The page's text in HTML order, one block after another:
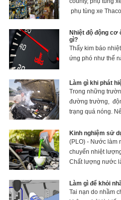
phụ tùng xe
Nhiệt độ động cơ
gì?
Thấy kim báo
ứng phó như thế
Làm gì khi phát
Trong những
đường trường,
trạng quá nóng.
Kinh nghiệm sử
(PLO) - Nước làm
chuyển nhiệt
Chất lượng nước
Làm gì để khỏi
Tai nạn do nhầm